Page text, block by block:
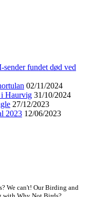
sender fundet død ved
02/11/2024
i Haurvig 31/10/2024
27/12/2023
2023 12/06/2023
We can't! Our Birding and